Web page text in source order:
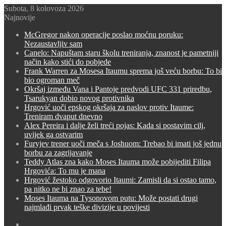
Subota, 8 kolovoza 2026
Najnovije
McGregor nakon operacije poslao moćnu poruku:
Nezaustavljiv sam
Canelo: Napuštam staru školu treniranja, znanost je pametniji
način kako stići do pobjede
Frank Warren za Mosesa Itaumu sprema još veću borbu: To bi
bio ogroman meč
Okršaj između Vana i Pantoje predvodi UFC 331 priredbu,
Tsarukyan dobio novog protivnika
Hrgović uoči epskog okršaja za naslov protiv Itaume:
Treniram dvaput dnevno
Alex Pereira i dalje želi treći pojas: Kada si postavim cilj,
uvijek ga ostvarim
Furyjev trener uoči meča s Joshuom: Trebao bi imati još jednu
borbu za zagrijavanje
Teddy Atlas zna kako Moses Itauma može pobijediti Filipa
Hrgovića: To mu je mana
Hrgović žestoko odgovorio Itaumi: Zamisli da si ostao tamo,
pa nitko ne bi znao za tebe!
Moses Itauma na Tysonovom putu: Može postati drugi
najmlađi prvak teške divizije u povijesti